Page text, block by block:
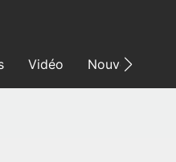
Vidéo Nouvelles